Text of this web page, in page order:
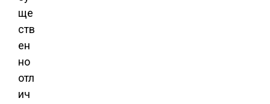
ще
ств
ен
но
отл
ич